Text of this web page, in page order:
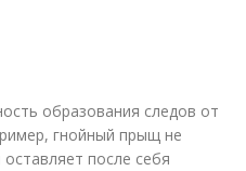
образования следов от
гнойный прыщ не
после себя